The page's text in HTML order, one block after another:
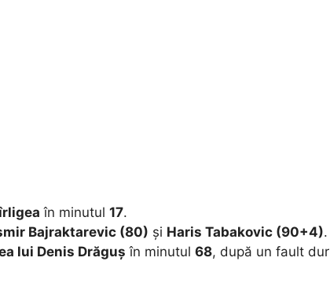
în minutul 17.
Bajraktarevic (80) și Haris Tabakovic (90+4).
lui Denis Drăguș în minutul 68, după un fault dur